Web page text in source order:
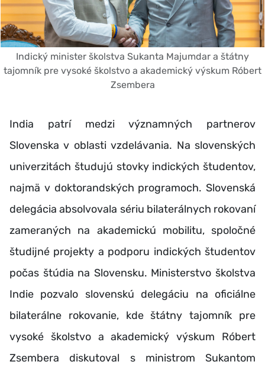
Indický minister školstva Sukanta Majumdar a štátny
tajomník pre vysoké školstvo a akademický výskum Róbert
Zsembera
India patrí medzi významných partnerov
Slovenska v oblasti vzdelávania. Na slovenských
univerzitách študujú stovky indických študentov,
najmä v doktorandských programoch. Slovenská
delegácia absolvovala sériu bilaterálnych rokovaní
zameraných na akademickú mobilitu, spoločné
študijné projekty a podporu indických študentov
počas štúdia na Slovensku. Ministerstvo školstva
Indie pozvalo slovenskú delegáciu na oficiálne
bilaterálne rokovanie, kde štátny tajomník pre
vysoké školstvo a akademický výskum Róbert
Zsembera diskutoval s ministrom Sukantom